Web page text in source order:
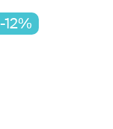
-12%